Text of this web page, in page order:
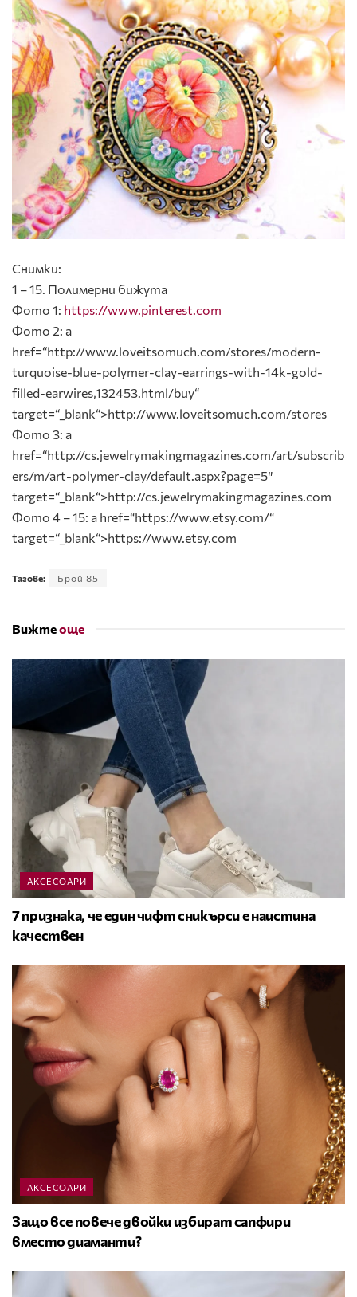
Снимки:
1 – 15. Полимерни бижута
Фото 1: https://www.pinterest.com
Фото 2: a
href=“http://www.loveitsomuch.com/stores/modern-
turquoise-blue-polymer-clay-earrings-with-14k-gold-
filled-earwires,132453.html/buy“
target=“_blank“>http://www.loveitsomuch.com/stores
Фото 3: a
href=“http://cs.jewelrymakingmagazines.com/art/subscrib
ers/m/art-polymer-clay/default.aspx?page=5″
target=“_blank“>http://cs.jewelrymakingmagazines.com
Фото 4 – 15: a href=“https://www.etsy.com/“
target=“_blank“>https://www.etsy.com
Тагове: Брой 85
Вижтеоще
АКСЕСОАРИ
7 признака, че един чифт сникърси е наистина
качествен
АКСЕСОАРИ
Защо все повече двойки избират сапфири
вместо диаманти?